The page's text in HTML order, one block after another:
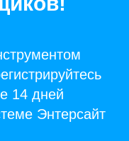
14 дней
Энтерсайт